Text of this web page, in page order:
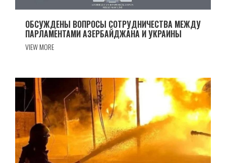
ОБСУЖДЕНЫ ВОПРОСЫ СОТРУДНИЧЕСТВА МЕЖДУ
ПАРЛАМЕНТАМИ АЗЕРБАЙДЖАНА И УКРАИНЫ
VIEW MORE